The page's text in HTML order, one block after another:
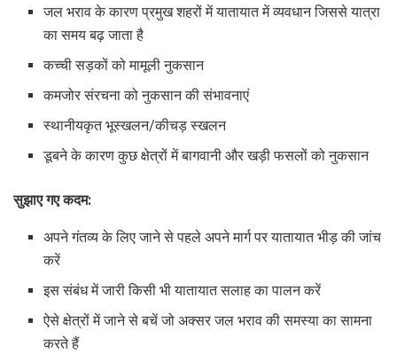
जल भराव के कारण प्रमुख शहरों में यातायात में व्यवधान जिससे यात्रा
का समय बढ़ जाता है
कच्ची सड़कों को मामूली नुकसान
कमजोर संरचना को नुकसान की संभावनाएं
स्थानीयकृत भूस्खलन/कीचड़ स्खलन
डूबने के कारण कुछ क्षेत्रों में बागवानी और खड़ी फसलों को नुकसान
सुझाए गए कदम:
अपने गंतव्य के लिए जाने से पहले अपने मार्ग पर यातायात भीड़ की जांच
करें
इस संबंध में जारी किसी भी यातायात सलाह का पालन करें
ऐसे क्षेत्रों में जाने से बचें जो अक्सर जल भराव की समस्या का सामना
करते हैं